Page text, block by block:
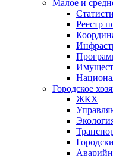
Малое и
Реестр
Городское
ЖКХ